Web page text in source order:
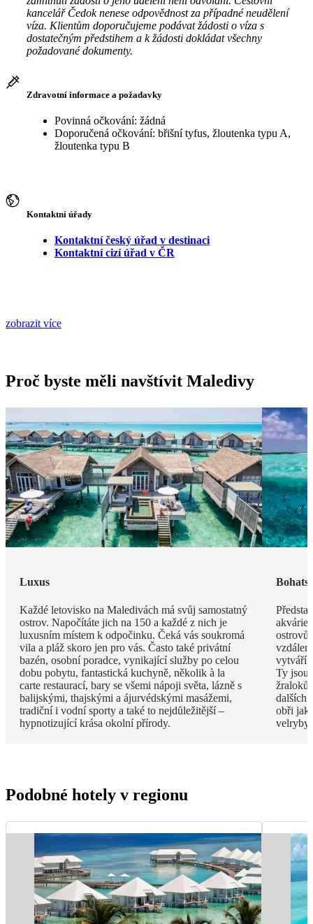
kancelář Čedok nenese odpovědnost za případné neudělení
víza. Klientům doporučujeme podávat žádosti o víza s
dostatečným předstihem a k žádosti dokládat všechny
požadované dokumenty.
Zdravotní informace a požadavky
Povinná očkování: žádná
Doporučená očkování: břišní tyfus, žloutenka typu A,
žloutenka typu B
Kontaktní úřady
Kontaktní český úřad v destinaci
Kontaktní cizí úřad v ČR
zobrazit více
Proč byste měli navštívit Maledivy
Luxus
Každé letovisko na Maledivách má svůj samostatný
ostrov. Napočítáte jich na 150 a každé z nich je
luxusním místem k odpočinku. Čeká vás soukromá
vila a pláž skoro jen pro vás. Často také privátní
bazén, osobní poradce, vynikající služby po celou
dobu pobytu, fantastická kuchyně, několik à la
carte restaurací, bary se všemi nápoji světa, lázně s
balijskými, thajskými a ájurvédskými masážemi,
tradiční i vodní sporty a také to nejdůležitější –
hypnotizující krása okolní přírody.
ostrovů
vytváří
Ty jsou
dalších
obři
velryby.
Podobné hotely v regionu